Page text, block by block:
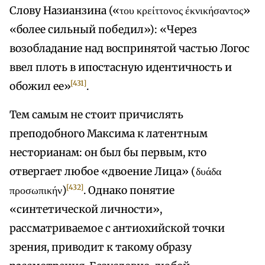
Слову Назианзина («του κρείττονος έκνικήσαντος»
«более сильный победил»): «Через
возобладание над воспринятой частью Логос
ввел плоть в ипостасную идентичность и
обожил ее»[431].
Тем самым не стоит причислять
преподобного Максима к латентным
несторианам: он был бы первым, кто
отвергает любое «двоение Лица» (δυάδα
προσωπικήν)[432]. Однако понятие
«синтетической личности»,
рассматриваемое с антиохийской точки
зрения, приводит к такому образу